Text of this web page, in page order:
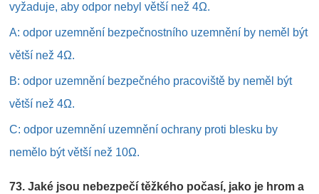
vyžaduje, aby odpor nebyl větší než 4Ω.
A: odpor uzemnění bezpečnostního uzemnění by neměl být
větší než 4Ω.
B: odpor uzemnění bezpečného pracoviště by neměl být
větší než 4Ω.
C: odpor uzemnění uzemnění ochrany proti blesku by
nemělo být větší než 10Ω.
73. Jaké jsou nebezpečí těžkého počasí, jako je hrom a